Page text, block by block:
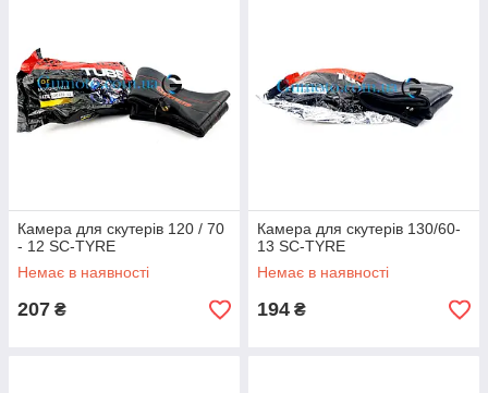
Камера для скутерів 120 / 70
- 12 SC-TYRE
Немає в наявності
207 ₴
Камера для скутерів 130/60-
13 SC-TYRE
Немає в наявності
194 ₴